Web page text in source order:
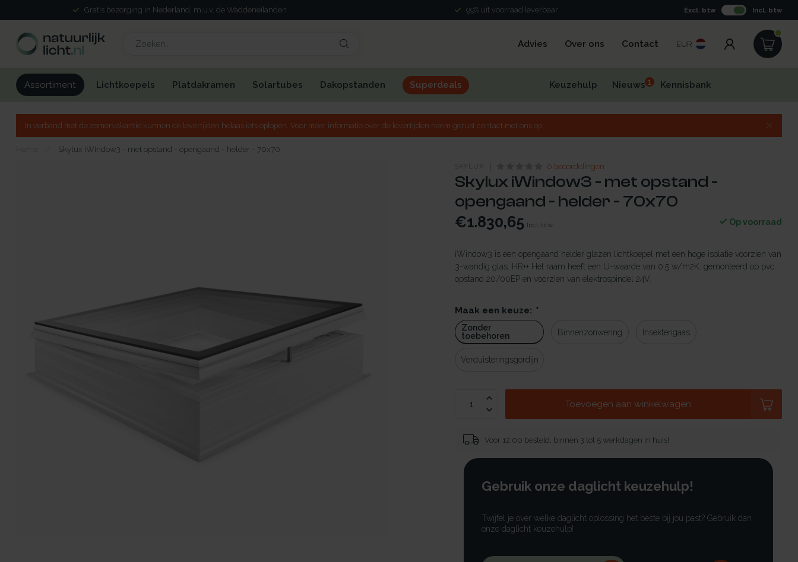
Gratis bezorging in Nederland, m.u.v. de Waddeneilanden 99% uit voorraad leverbaar Excl. btw Incl. btw
Advies Over ons Contact EUR
Assortiment Lichtkoepels Platdakramen Solartubes Dakopstanden Superdeals Keuzehulp Nieuws1 Kennisbank
In verband met de zomervakantie kunnen de levertijden helaas iets oplopen. Voor meer informatie over de levertijden neem gerust contact met ons op.
Home Skylux iWindow3 - met opstand - opengaand - helder - 70x70
SKYLUX 0 beoordelingen
Skylux iWindow3 - met opstand -
opengaand - helder - 70x70
€1.830,65 Incl. btw Op voorraad
iWindow3 is een opengaand helder glazen lichtkoepel met een hoge isolatie voorzien van
3-wandig glas. HR++ Het raam heeft een U-waarde van 0,5 w/m2K. gemonteerd op pvc
opstand 20/00EP en voorzien van elektrospindel 24V.
Maak een keuze: *
Zonder
toebehoren
Binnenzonwering Insektengaas
Verduisteringsgordijn
Toevoegen aan winkelwagen
Voor 12:00 besteld, binnen 3 tot 5 werkdagen in huis!
Gebruik onze daglicht keuzehulp!
Twijfel je over welke daglicht oplossing het beste bij jou past? Gebruik dan
onze daglicht keuzehulp!